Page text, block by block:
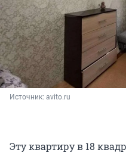
Источник: avito.ru
Эту квартиру в 18